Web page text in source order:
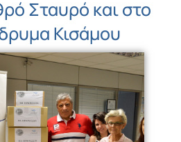
Σταυρό και στο
Κισάμου